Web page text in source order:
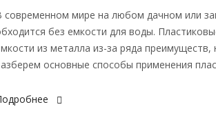
современном мире на любом дачном или
без емкости для воды.
из металла из-за ряда
основные способы применения